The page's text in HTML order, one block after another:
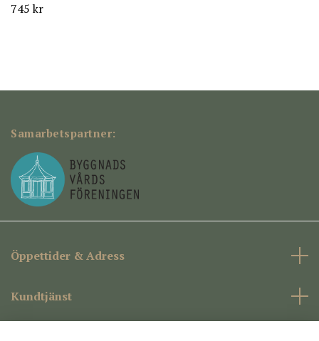
745 kr
Samarbetspartner:
Öppettider & Adress
Kundtjänst